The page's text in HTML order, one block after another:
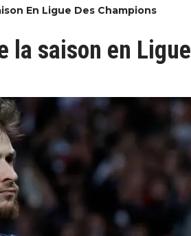
En Ligue Des Champions
la saison en Ligue